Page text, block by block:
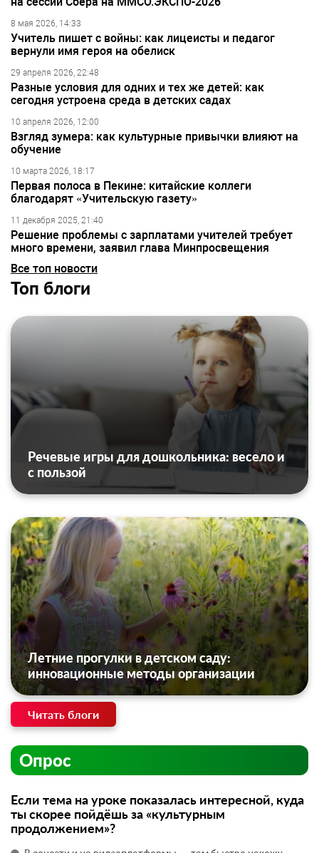
8 мая 2026, 14:33
Учитель пишет с войны: как лицеисты и педагог
вернули имя героя на обелиск
29 апреля 2026, 22:48
Разные условия для одних и тех же детей: как
сегодня устроена среда в детских садах
10 апреля 2026, 12:00
Взгляд зумера: как культурные привычки влияют на
обучение
10 марта 2026, 18:17
Первая полоса в Пекине: китайские коллеги
благодарят «Учительскую газету»
11 декабря 2025, 21:40
Решение проблемы с зарплатами учителей требует
много времени, заявил глава Минпросвещения
Все топ новости
Топ блоги
Речевые игры для дошкольника: весело и
с пользой
Летние прогулки в детском саду:
инновационные методы организации
Читать блоги
Опрос
Если тема на уроке показалась интересной, куда
ты скорее пойдёшь за «культурным
продолжением»?